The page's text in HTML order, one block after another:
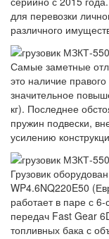
для перевозки
различного
Самые заметные
это наличие
значительное
кг). Последнее
пружин подвески,
усилению
Грузовик
WP4.6NQ220E50
работает в паре с
передач Fast Gear
топливных бака с